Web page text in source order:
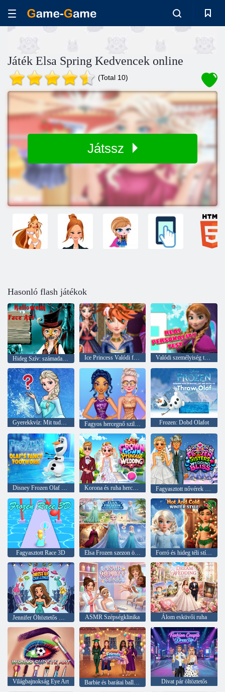
Játék Elsa Spring Kedvencek online
(Total 10)
Játssz
Hasonló flash játékok
Hideg Szív: számadatokat Anna arcán a Halloween Ice Princess Valódi frizurák Valódi személyiség teszt
Gyerekkvíz: Mit tudsz a Frozenről? Fagyos hercegnő szilveszter Frozen: Dobd Olafot
Disney Frozen Olaf Fancy Footworkje Korona és ruha hercegnő esküvője
Fagyasztott Race 3D Elsa Frozen szezon öltöztetős Forró és hideg téli stílus
Jennifer Öltöztetős Kihívás ASMR Szépségklinika Álom esküvői ruha
Világbajnokság Eye Art Barbie és barátai ballagási parti Divat pár öltöztetős